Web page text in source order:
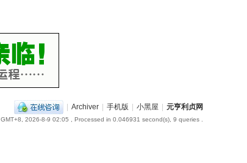
| Archiver | 手机版 | 小黑屋 | 元亨利贞网
GMT+8, 2026-8-9 02:05 , Processed in 0.046931 second(s), 9 queries .